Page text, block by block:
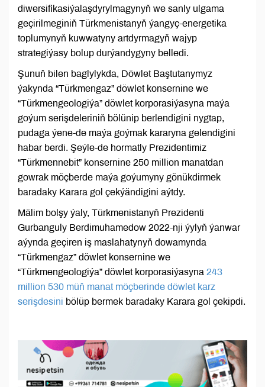
diwersifikasiýalaşdyrylmagynyň we sanly ulgama
geçirilmeginiň Türkmenistanyň ýangyç-energetika
toplumynyň kuwwatyny artdyrmagyň wajyp
strategiýasy bolup durýandygyny belledi.
Şunuň bilen baglylykda, Döwlet Baştutanymyz
ýakynda “Türkmengaz” döwlet konsernine we
“Türkmengeologiýa” döwlet korporasiýasyna maýa
goýum serişdeleriniň bölünip berlendigini nygtap,
pudaga ýene-de maýa goýmak kararyna gelendigini
habar berdi. Şeýle-de hormatly Prezidentimiz
“Türkmennebit” konsernine 250 million manatdan
gowrak möçberde maýa goýumyny gönükdirmek
baradaky Karara gol çekýändigini aýtdy.
Mälim bolşy ýaly, Türkmenistanyň Prezidenti
Gurbanguly Berdimuhamedow 2022-nji ýylyň ýanwar
aýynda geçiren iş maslahatynyň dowamynda
“Türkmengaz” döwlet konsernine we
“Türkmengeologiýa” döwlet korporasiýasyna 243
million 530 müň manat möçberinde döwlet karz
serişdesini bölüp bermek baradaky Karara gol çekipdi.